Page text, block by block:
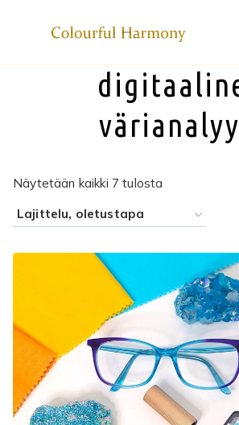
sisältöön
Näytetään kaikki 7 tulosta